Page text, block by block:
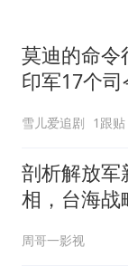
莫迪的命令
印军17个司
雪儿爱追剧 1跟贴
剖析解放军
相，台海战
周哥一影视